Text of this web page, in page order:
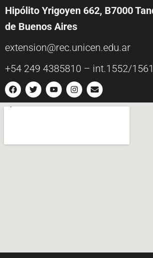
Hipólito Yrigoyen 662, B7000
de Buenos Aires
extension@rec.unicen.edu.ar
+54 249 4385810 – int.1552/1561